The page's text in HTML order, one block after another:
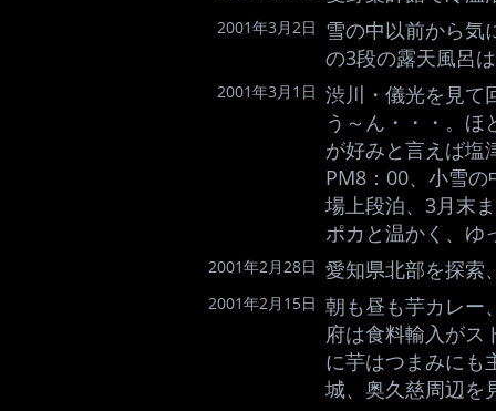
2001年3月2日 雪の中以前から気
の3段の露天風呂
2001年3月1日 渋川・儀光を見て
う～ん・・・。ほ
が好みと言えば塩
PM8：00、小雪
場上段泊、3月末
ポカと温かく、ゆ
2001年2月28日 愛知県北部を探索
2001年2月15日 朝も昼も芋カレー
府は食料輸入がス
に芋はつまみにも
城、奥久慈周辺を